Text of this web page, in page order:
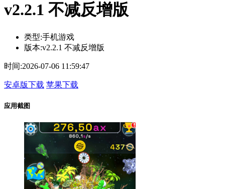
v2.2.1 不减反增版
类型:手机游戏
版本:v2.2.1 不减反增版
时间:2026-07-06 11:59:47
安卓版下载 苹果下载
应用截图